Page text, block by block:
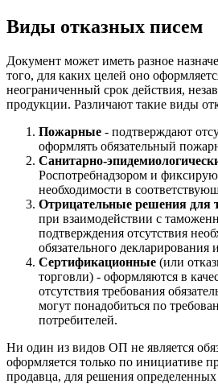
Виды отказных писем
Документ может иметь разное
того, для каких целей оно
неограниченный срок действия,
продукции. Различают такие виды
Пожарные - подтверждают
оформлять обязательный
Санитарно-
Роспотребнадзором и
необходимости в
Отрицательные решения для
при взаимодействии с
подтверждения отсутствия
обязательного декларирования
Сертификационные (или
торговли) - оформляются в
отсутствия требования
могут понадобиться по
потребителей.
Ни один из видов ОП не является
оформляется только по инициативе
продавца, для решения определенных